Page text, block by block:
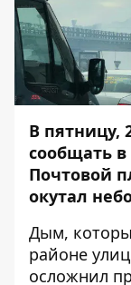
В пятницу,
сообщать в
Почтовой
окутал
Дым,
районе
осложнил